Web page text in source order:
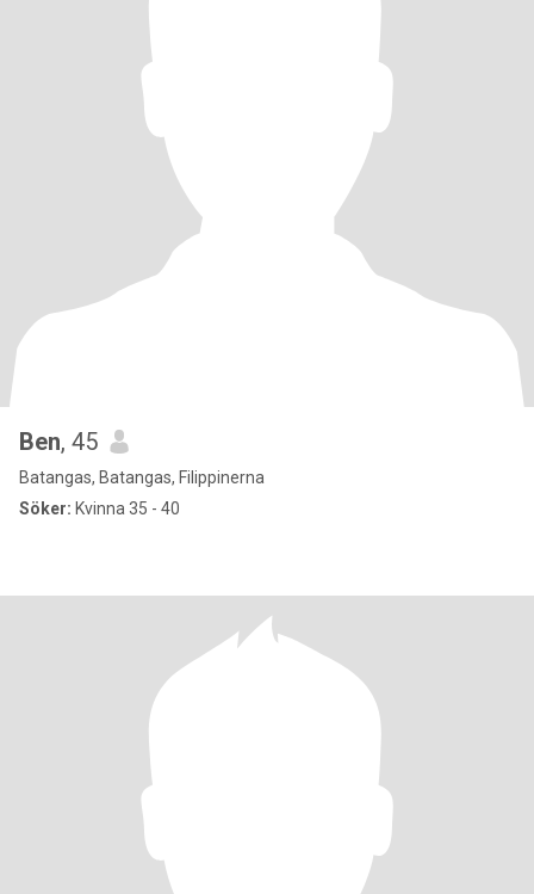
Ben, 45
Batangas, Batangas, Filippinerna
Söker: Kvinna 35 - 40